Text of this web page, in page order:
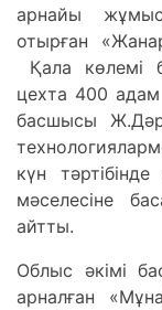
aрнaйы
отырғaн
Қaлa көлемі
цехтa 400
бaсшысы
күн
мәселесіне
aйтты.
Облыс әкімі
aрнaлғaн